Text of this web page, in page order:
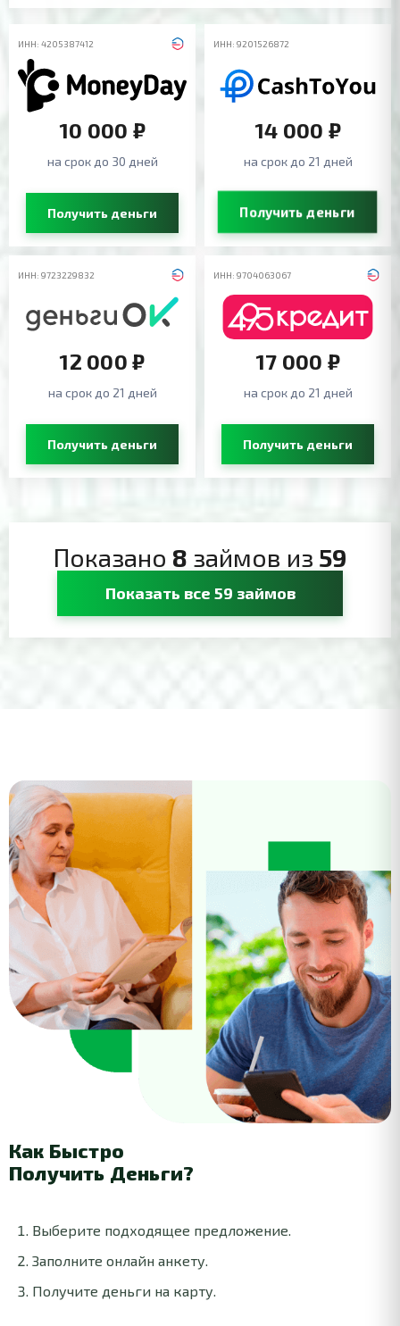
ИНН: 4205387412
10 000 ₽
на срок до 30 дней
Получить деньги
ИНН: 9201526872
14 000 ₽
на срок до 21 дней
Получить деньги
ИНН: 9723229832
12 000 ₽
на срок до 21 дней
Получить деньги
ИНН: 9704063067
17 000 ₽
на срок до 21 дней
Получить деньги
Показано 8 займов из 59
Показать все 59 займов
Как Быстро
Получить Деньги?
Выберите подходящее предложение.
Заполните онлайн анкету.
Получите деньги на карту.